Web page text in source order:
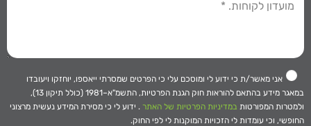
אני מאשר/ת כי ידוע לי ומוסכם עלי כי הפרטים שמסרתי ייאספו, יוחזקו ויעובדו
במאגר מידע בהתאם להוראות חוק הגנת הפרטיות, התשמ"א–1981 (כולל תיקון 13),
ולמטרות המפורטות במדיניות הפרטיות של האתר . ידוע לי כי מסירת המידע נעשית מרצוני
החופשי, וכי עומדות לי הזכויות המוקנות לי לפי החוק.